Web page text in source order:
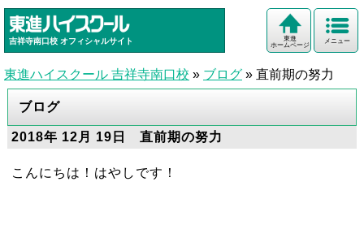
吉祥寺南口校 オフィシャルサイト メニュー
東進
ホームページ
東進ハイスクール 吉祥寺南口校 » ブログ » 直前期の努力
ブログ
2018年 12月 19日 直前期の努力
こんにちは！はやしです！